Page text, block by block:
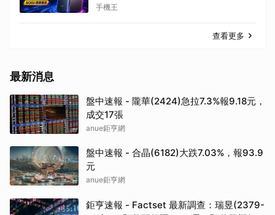
一次看
手機王
查看更多
最新消息
盤中速報 - 隴華(2424)急拉7.3%報9.18元，
成交17張
anue鉅亨網
盤中速報 - 合晶(6182)大跌7.03%，報93.9
元
anue鉅亨網
鉅亨速報 - Factset 最新調查：瑞昱(2379-